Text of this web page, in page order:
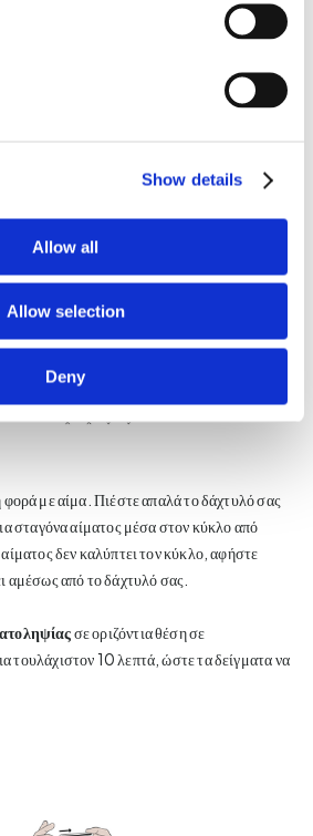
Show details
Allow all
Allow selection
Deny
χαρτί με τα δάχτυλά σας.
φορά με αίμα. Πιέστε απαλά το δάχτυλό σας
σταγόνα αίματος μέσα στον κύκλο από
δεν καλύπτει τον κύκλο, αφήστε
αμέσως από το δάχτυλό σας.
σε οριζόντια θέση σε
τουλάχιστον 10 λεπτά, ώστε τα δείγματα να